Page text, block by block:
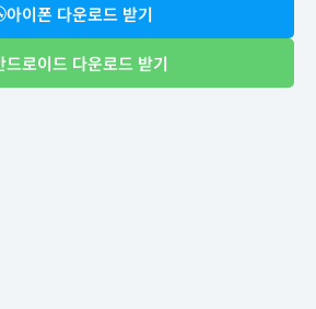
아이폰 다운로드 받기
드로이드 다운로드 받기